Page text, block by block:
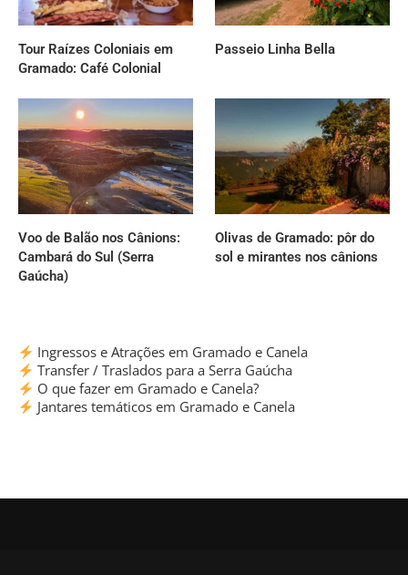
Tour Raízes Coloniais em
Gramado: Café Colonial
Passeio Linha Bella
Voo de Balão nos Cânions:
Cambará do Sul (Serra
Gaúcha)
Olivas de Gramado: pôr do
sol e mirantes nos cânions
Ingressos e Atrações em Gramado e Canela
Transfer / Traslados para a Serra Gaúcha
O que fazer em Gramado e Canela?
Jantares temáticos em Gramado e Canela